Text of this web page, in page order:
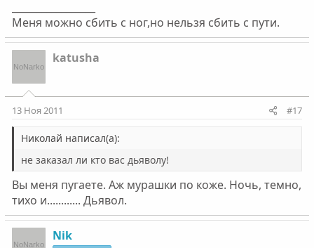
Меня можно сбить с ног,но нельзя сбить с пути.
katusha
13 Ноя 2011 #17
Николай написал(а):
не заказал ли кто вас дьяволу!
Вы меня пугаете. Аж мурашки по коже. Ночь, темно,
тихо и............ Дьявол.
Nik